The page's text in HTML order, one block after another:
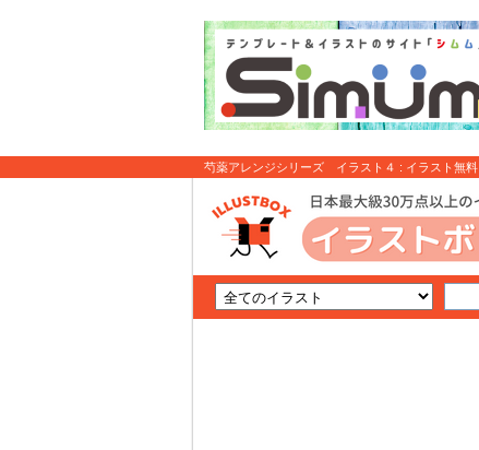
芍薬アレンジシリーズ イラスト４ : イラスト無料